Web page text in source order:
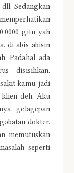
Sedangkan
gitu yah
di abis abisin
Padahal ada
disisihkan.
kamu jadi
deh. Aku
gelagepan
dokter.
memutuskan
seperti